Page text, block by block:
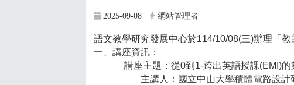
2025-09-08 網站管理者
語文教學研究發展中心於114/10/08(三)辦理「
一、講座資訊：
講座主題：從0到1-跨出英語授課(EMI)的
主講人：國立中山大學積體電路設計